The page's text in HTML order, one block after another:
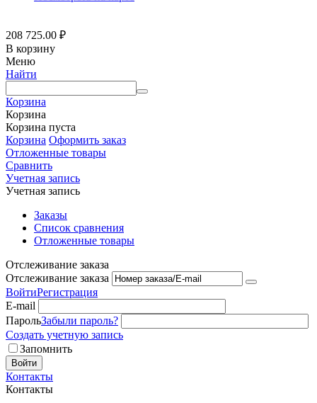
208 725.00 ₽
В корзину
Меню
Найти
Корзина
Корзина
Корзина пуста
Корзина Оформить заказ
Отложенные товары
Сравнить
Учетная запись
Учетная запись
Заказы
Список сравнения
Отложенные товары
Отслеживание заказа
Отслеживание заказа
ВойтиРегистрация
E-mail
ПарольЗабыли пароль?
Создать учетную запись
Запомнить
Войти
Контакты
Контакты